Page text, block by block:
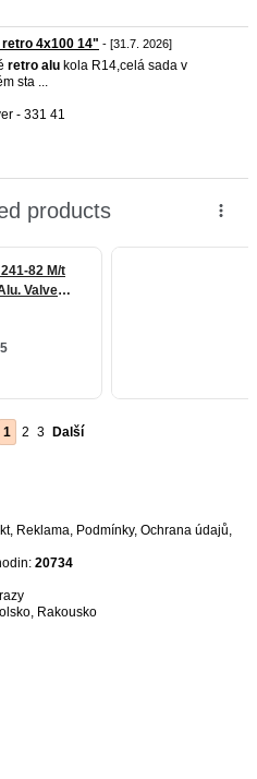
4x100 14" - [31.7. 2026]
retro alu kola R14,celá sada v
sta ...
- 331 41
1 2 3 Další
, Reklama, Podmínky, Ochrana údajů,
20734
, Rakousko